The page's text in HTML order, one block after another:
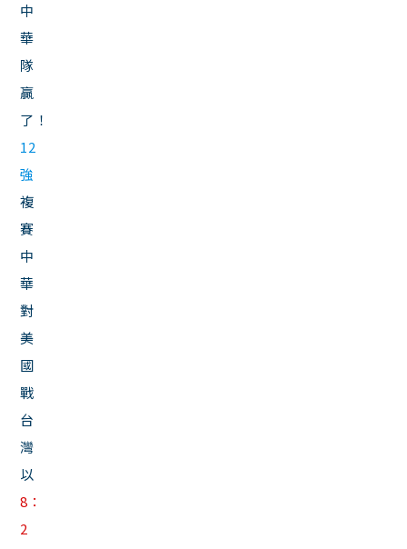
中
華
隊
贏
了！
12
強
複
賽
中
華
對
美
國
戰
台
灣
以
8：
2